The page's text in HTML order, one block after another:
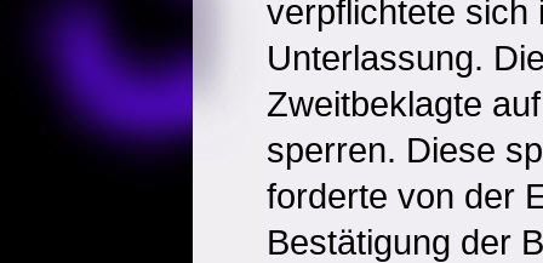
verpflichtete sich
Unterlassung.
Zweitbeklagte
sperren. Diese
forderte von der
Bestätigung der